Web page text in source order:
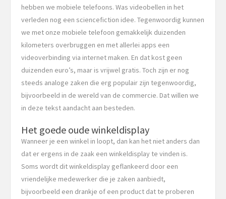
hebben we mobiele telefoons. Was videobellen in het
verleden nog een sciencefiction idee. Tegenwoordig kunnen
we met onze mobiele telefoon gemakkelijk duizenden
kilometers overbruggen en met allerlei apps een
videoverbinding via internet maken. En dat kost geen
duizenden euro’s, maar is vrijwel gratis. Toch zijn er nog
steeds analoge zaken die erg populair zijn tegenwoordig,
bijvoorbeeld in de wereld van de commercie. Dat willen we
in deze tekst aandacht aan besteden.
Het goede oude winkeldisplay
Wanneer je een winkel in loopt, dan kan het niet anders dan
dat er ergens in de zaak een winkeldisplay te vinden is.
Soms wordt dit winkeldisplay geflankeerd door een
vriendelijke medewerker die je zaken aanbiedt,
bijvoorbeeld een drankje of een product dat te proberen